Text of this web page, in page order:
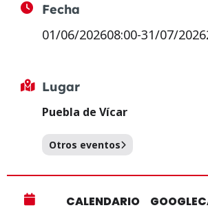
Fecha
01/06/202608:00-31/07/2026
Lugar
Puebla de Vícar
Otros eventos
CALENDARIO